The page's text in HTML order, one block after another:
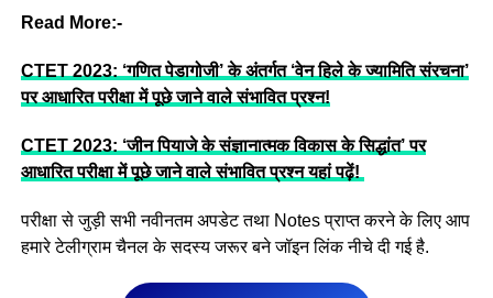
Read More:-
CTET 2023: ‘गणित पेडागोजी’ के अंतर्गत ‘वेन हिले के ज्यामिति संरचना’
पर आधारित परीक्षा में पूछे जाने वाले संभावित प्रश्न!
CTET 2023: ‘जीन पियाजे के संज्ञानात्मक विकास के सिद्धांत’ पर
आधारित परीक्षा में पूछे जाने वाले संभावित प्रश्न यहां पढ़ें!
परीक्षा से जुड़ी सभी नवीनतम अपडेट तथा Notes प्राप्त करने के लिए आप
हमारे टेलीग्राम चैनल के सदस्य जरूर बने जॉइन लिंक नीचे दी गई है.